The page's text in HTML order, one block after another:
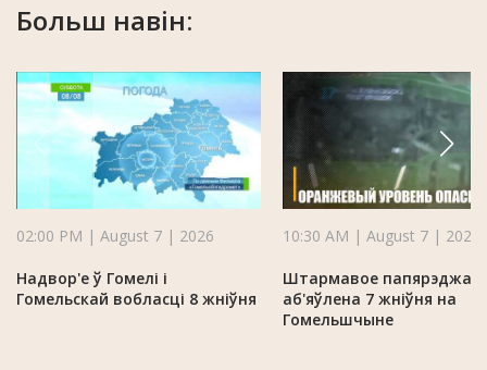
Больш навін:
02:00 PM | August 7 | 2026
Надвор'е ў Гомелі і
Гомельскай вобласці 8 жніўня
10:30 AM | August 7 | 2026
Штармавое
аб'яўлена 7 жніўня на
Гомельшчыне